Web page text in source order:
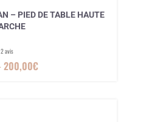
– PIED DE TABLE HAUTE
200,00€